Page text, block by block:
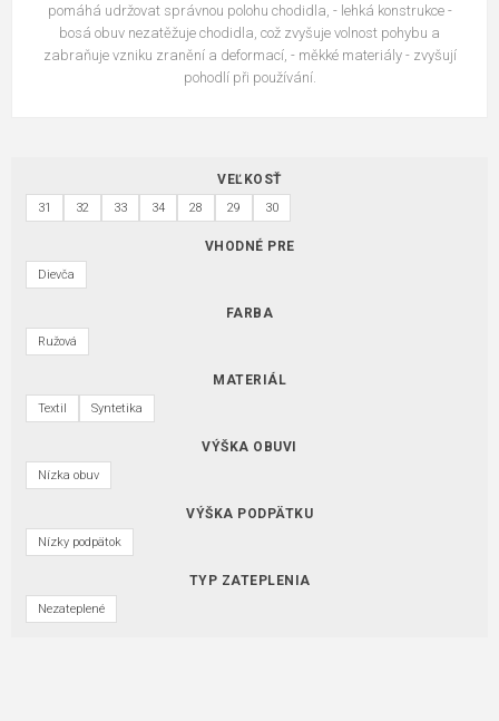
pomáhá udržovat správnou polohu chodidla, - lehká konstrukce -
bosá obuv nezatěžuje chodidla, což zvyšuje volnost pohybu a
zabraňuje vzniku zranění a deformací, - měkké materiály - zvyšují
pohodlí při používání.
VEĽKOSŤ
31 32 33 34 28 29 30
VHODNÉ PRE
Dievča
FARBA
Ružová
MATERIÁL
Textil Syntetika
VÝŠKA OBUVI
Nízka obuv
VÝŠKA PODPÄTKU
Nízky podpätok
TYP ZATEPLENIA
Nezateplené